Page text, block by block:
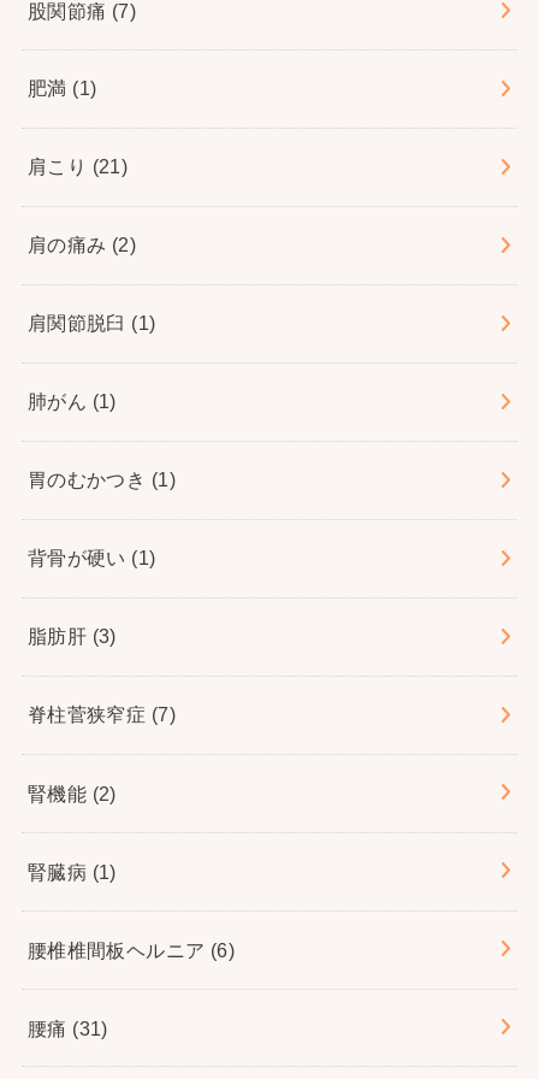
股関節痛 (7)
肥満 (1)
肩こり (21)
肩の痛み (2)
肩関節脱臼 (1)
肺がん (1)
胃のむかつき (1)
背骨が硬い (1)
脂肪肝 (3)
脊柱菅狭窄症 (7)
腎機能 (2)
腎臓病 (1)
腰椎椎間板ヘルニア (6)
腰痛 (31)